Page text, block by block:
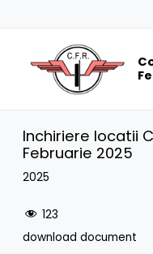
Inchiriere locatii
Februarie 2025
2025
123
download document